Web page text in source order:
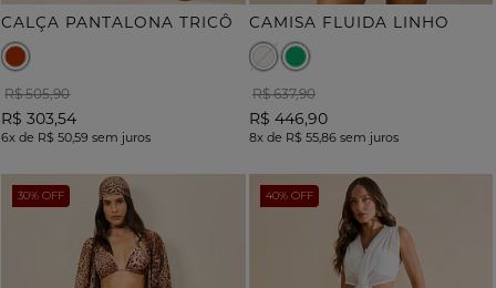
CALÇA PANTALONA TRICÔ
R$ 505,90
R$ 303,54
6x de R$ 50,59 sem juros
CAMISA FLUIDA LINHO
R$ 637,90
R$ 446,90
8xde R$ 55,86sem juros
30% OFF 40% OFF